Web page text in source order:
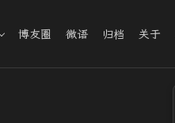
博友圈 微语 归档 关于